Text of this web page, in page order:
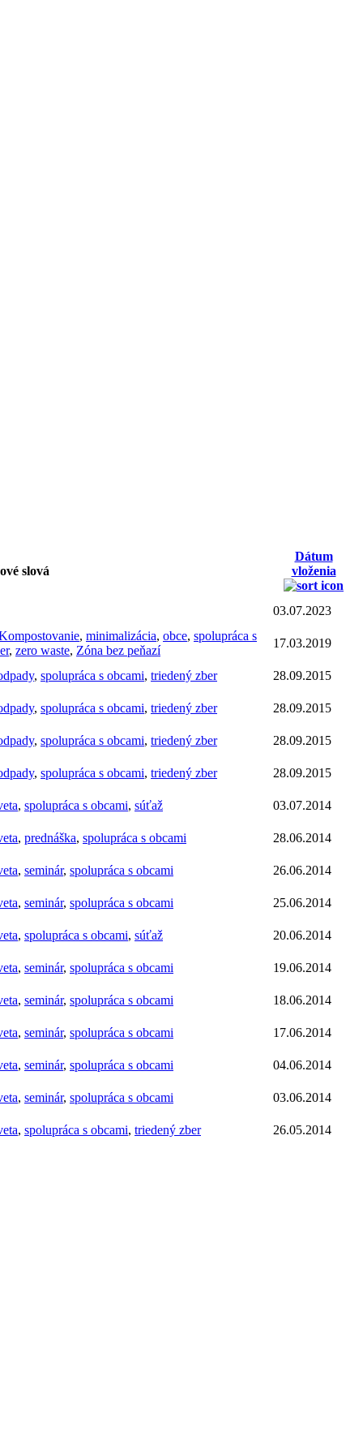
slová
Dátum
vloženia
03.07.2023
, minimalizácia, obce, spolupráca s
, zero waste, Zóna bez peňazí
17.03.2019
, spolupráca s obcami, triedený zber
28.09.2015
, spolupráca s obcami, triedený zber 28.09.2015
, spolupráca s obcami, triedený zber
28.09.2015
, spolupráca s obcami, triedený zber
28.09.2015
, spolupráca s obcami, súťaž 03.07.2014
, prednáška, spolupráca s obcami
28.06.2014
, seminár, spolupráca s obcami
26.06.2014
, seminár, spolupráca s obcami
25.06.2014
, spolupráca s obcami, súťaž
20.06.2014
, seminár, spolupráca s obcami
19.06.2014
, seminár, spolupráca s obcami
18.06.2014
, seminár, spolupráca s obcami
17.06.2014
, seminár, spolupráca s obcami
04.06.2014
, seminár, spolupráca s obcami
03.06.2014
, spolupráca s obcami, triedený zber 26.05.2014